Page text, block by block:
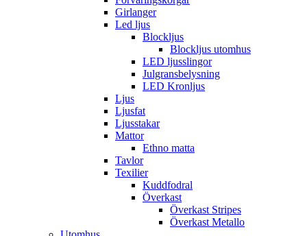
Girlanger
Led ljus
Blockljus
Blockljus utomhus
LED ljusslingor
Julgransbelysning
LED Kronljus
Ljus
Ljusfat
Ljusstakar
Mattor
Ethno matta
Tavlor
Texilier
Kuddfodral
Överkast
Överkast Stripes
Överkast Metallo